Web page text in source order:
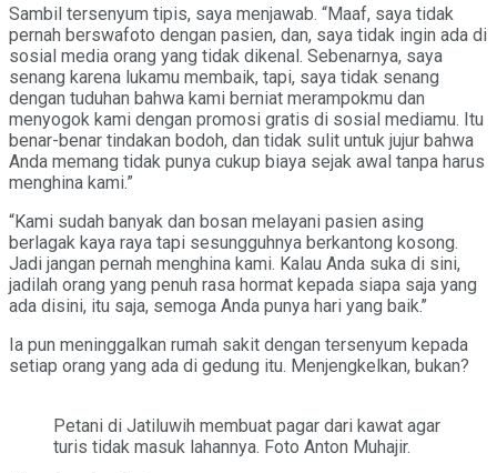
Sambil tersenyum tipis, saya menjawab. “Maaf, saya tidak
pernah berswafoto dengan pasien, dan, saya tidak ingin ada di
sosial media orang yang tidak dikenal. Sebenarnya, saya
senang karena lukamu membaik, tapi, saya tidak senang
dengan tuduhan bahwa kami berniat merampokmu dan
menyogok kami dengan promosi gratis di sosial mediamu. Itu
benar-benar tindakan bodoh, dan tidak sulit untuk jujur bahwa
Anda memang tidak punya cukup biaya sejak awal tanpa harus
menghina kami.”
“Kami sudah banyak dan bosan melayani pasien asing
berlagak kaya raya tapi sesungguhnya berkantong kosong.
Jadi jangan pernah menghina kami. Kalau Anda suka di sini,
jadilah orang yang penuh rasa hormat kepada siapa saja yang
ada disini, itu saja, semoga Anda punya hari yang baik.’’
Ia pun meninggalkan rumah sakit dengan tersenyum kepada
setiap orang yang ada di gedung itu. Menjengkelkan, bukan?
Petani di Jatiluwih membuat pagar dari kawat agar
turis tidak masuk lahannya. Foto Anton Muhajir.